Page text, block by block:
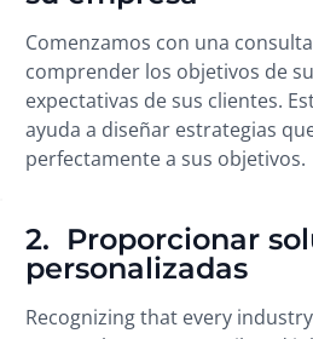
Comenzamos con una
comprender los objetivos de
expectativas de sus clientes.
ayuda a diseñar estrategias
perfectamente a sus objetivos.
2. Proporcionar
personalizadas
Recognizing that every